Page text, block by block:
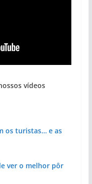
vídeos
os turistas… e as
ver o melhor pôr